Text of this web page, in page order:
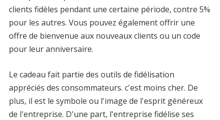
clients fidèles pendant une certaine période, contre 5%
pour les autres. Vous pouvez également offrir une
offre de bienvenue aux nouveaux clients ou un code
pour leur anniversaire.
Le cadeau fait partie des outils de fidélisation
appréciés des consommateurs. c'est moins cher. De
plus, il est le symbole ou l'image de l'esprit généreux
de l'entreprise. D'une part, l'entreprise fidélise ses